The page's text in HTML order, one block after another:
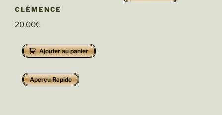
CLÉMENCE
20,00€
Ajouter au panier
Aperçu Rapide